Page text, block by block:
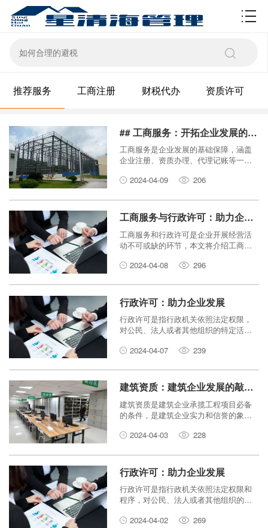
资质许可
推荐服务 工商注册 财税代办 资质许可
## 工商服务：开拓企业发展的基石##
工商服务是企业发展的基础保障，涵盖
企业注册、资质办理、代理记账等一系
性，阐述其内容和流程。##
2024-04-09 206
工商服务与行政许可：助力企业发展
工商服务和行政许可是企业开展经营活
动不可或缺的环节，本文将介绍工商服
2024-04-08
296
行政许可：助力企业发展
行政许可是指行政机关依照法定权限，
对公民、法人或者其他组织的特定活动
经济社会活动的重要手段，也是企业进
2024-04-07 239
建筑资质：建筑企业发展的敲门砖
建筑资质是建筑企业承揽工程项目必备
的条件，是建筑企业实力和信誉的象
发展壮大的重要途径。
2024-04-03 228
行政许可：助力企业发展
行政许可是指行政机关依照法定权限和
程序，对公民、法人或者其他组织的特
政机关对市场主体进行监管的重要手
2024-04-02 269